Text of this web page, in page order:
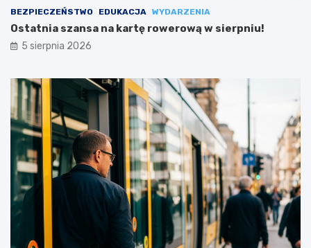
BEZPIECZEŃSTWO EDUKACJA WYDARZENIA
Ostatnia szansa na kartę rowerową w sierpniu!
5 sierpnia 2026